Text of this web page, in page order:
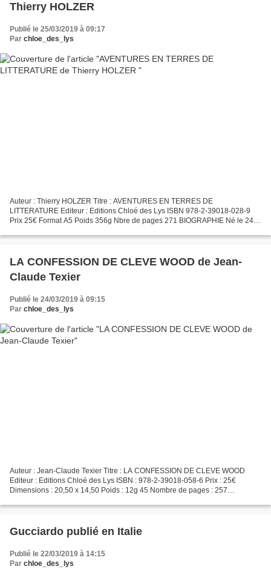
Thierry HOLZER
Publié le 25/03/2019 à 09:17
Par chloe_des_lys
Auteur : Thierry HOLZER Titre : AVENTURES EN TERRES DE
LITTERATURE Editeur : Editions Chloé des Lys ISBN 978-2-39018-028-9
Prix 25€ Format A5 Poids 356g Nbre de pages 271 BIOGRAPHIE Né le 24
LA CONFESSION DE CLEVE WOOD de Jean-
Claude Texier
Publié le 24/03/2019 à 09:15
Par chloe_des_lys
Auteur : Jean-Claude Texier Titre : LA CONFESSION DE CLEVE WOOD
Editeur : Editions Chloé des Lys ISBN : 978-2-39018-058-6 Prix : 25€
Dimensions : 20,50 x 14,50 Poids : 12g 45 Nombre de pages : 257
Gucciardo publié en Italie
Publié le 22/03/2019 à 14:15
Par chloe_des_lys